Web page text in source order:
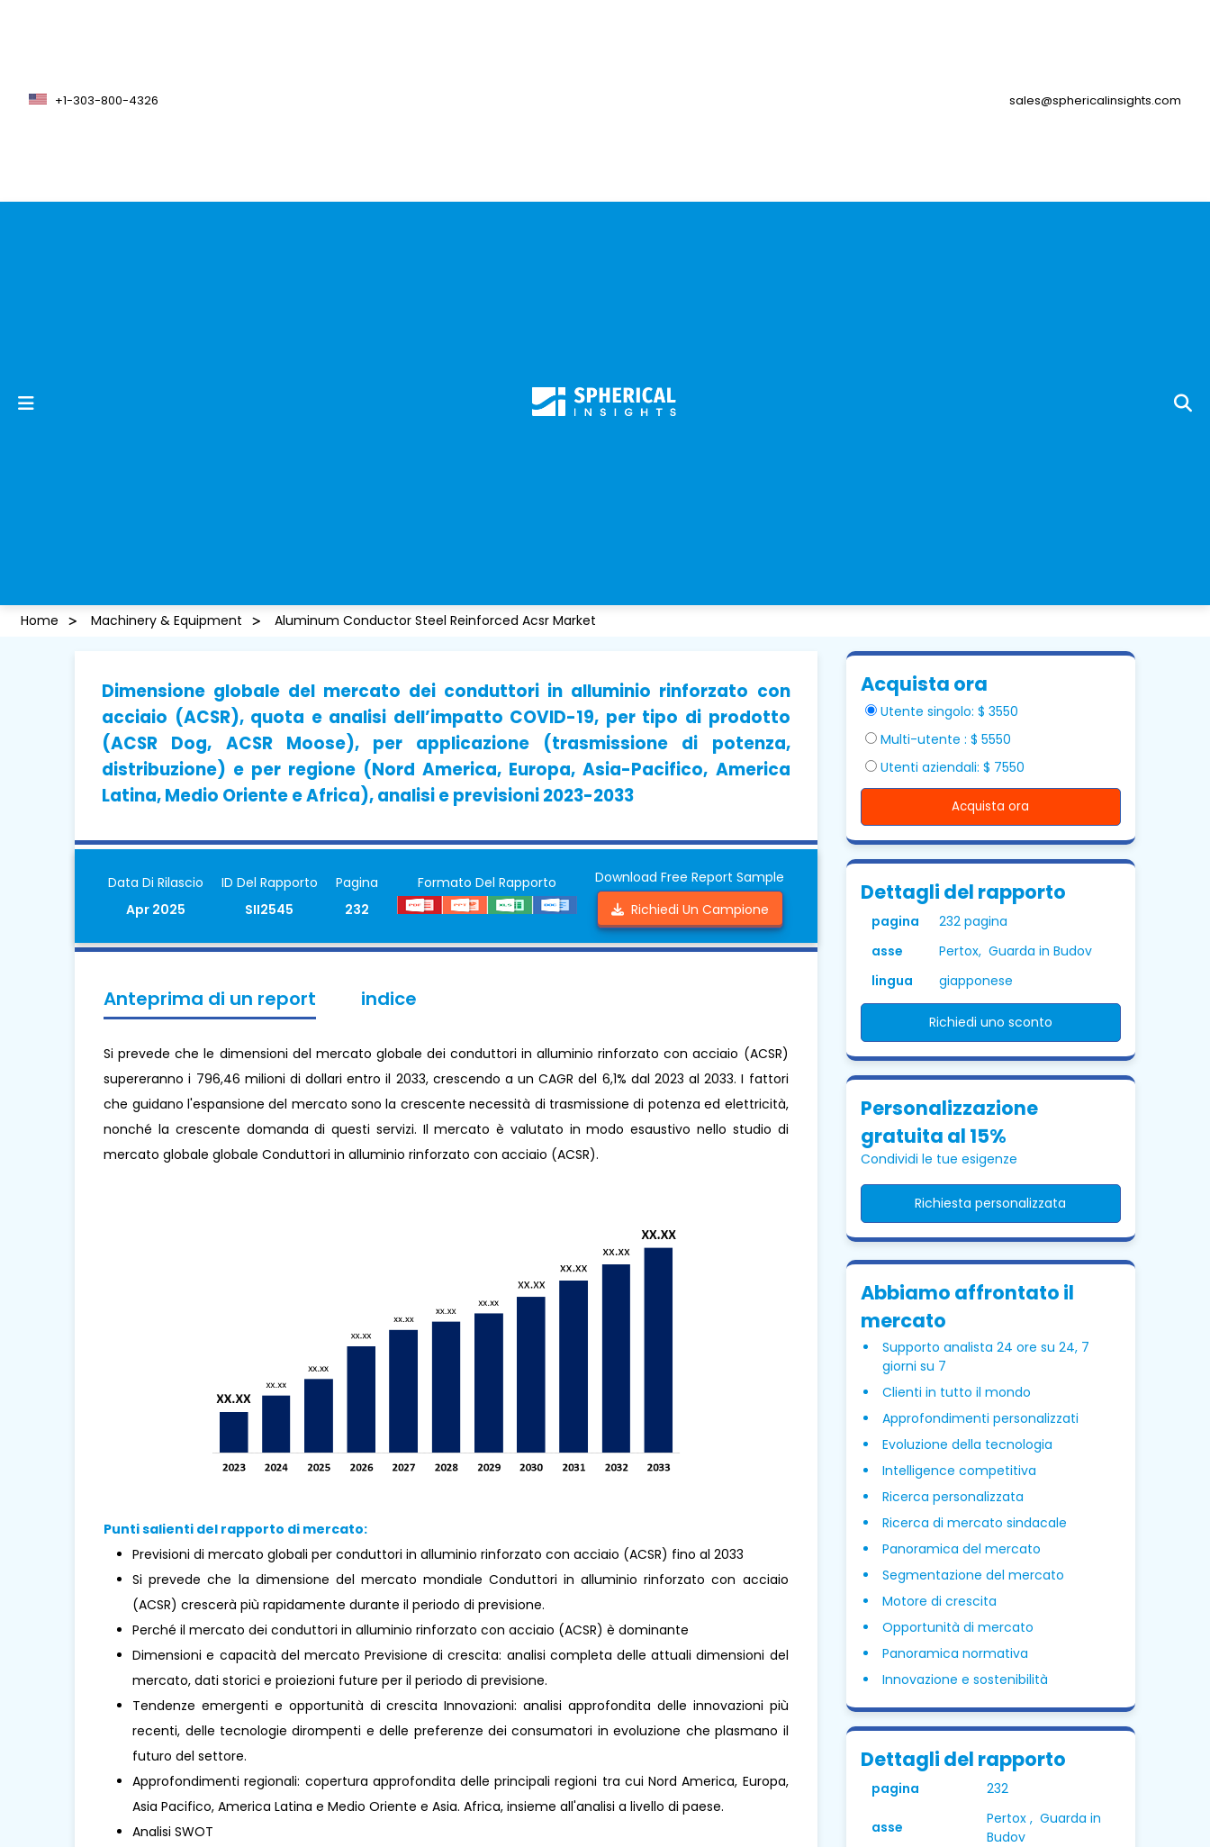
+1-303-800-4326 sales@sphericalinsights.com
Home Machinery & Equipment Aluminum Conductor Steel Reinforced Acsr Market
Dimensione globale del mercato dei conduttori in alluminio rinforzato con
acciaio (ACSR), quota e analisi dell’impatto COVID-19, per tipo di prodotto
(ACSR Dog, ACSR Moose), per applicazione (trasmissione di potenza,
distribuzione) e per regione (Nord America, Europa, Asia-Pacifico, America
Latina, Medio Oriente e Africa), analisi e previsioni 2023-2033
Data Di Rilascio
Apr 2025
ID Del Rapporto
SII2545
Pagina
232
Formato Del Rapporto
Download Free Report Sample
Richiedi Un Campione
Anteprima di un report indice
Si prevede che le dimensioni del mercato globale dei conduttori in alluminio rinforzato con acciaio (ACSR)
supereranno i 796,46 milioni di dollari entro il 2033, crescendo a un CAGR del 6,1% dal 2023 al 2033. I fattori
che guidano l'espansione del mercato sono la crescente necessità di trasmissione di potenza ed elettricità,
nonché la crescente domanda di questi servizi. Il mercato è valutato in modo esaustivo nello studio di
mercato globale globale Conduttori in alluminio rinforzato con acciaio (ACSR).
Punti salienti del rapporto di mercato:
Previsioni di mercato globali per conduttori in alluminio rinforzato con acciaio (ACSR) fino al 2033
Si prevede che la dimensione del mercato mondiale Conduttori in alluminio rinforzato con acciaio
(ACSR) crescerà più rapidamente durante il periodo di previsione.
Perché il mercato dei conduttori in alluminio rinforzato con acciaio (ACSR) è dominante
Dimensioni e capacità del mercato Previsione di crescita: analisi completa delle attuali dimensioni del
mercato, dati storici e proiezioni future per il periodo di previsione.
Tendenze emergenti e opportunità di crescita Innovazioni: analisi approfondita delle innovazioni più
recenti, delle tecnologie dirompenti e delle preferenze dei consumatori in evoluzione che plasmano il
futuro del settore.
Approfondimenti regionali: copertura approfondita delle principali regioni tra cui Nord America, Europa,
Asia Pacifico, America Latina e Medio Oriente e Asia. Africa, insieme all'analisi a livello di paese.
Analisi SWOT
Acquista ora
Utente singolo: $ 3550
Multi-utente : $ 5550
Utenti aziendali: $ 7550
Acquista ora
Dettagli del rapporto
pagina
232 pagina
asse
Pertox, Guarda in Budov
lingua
giapponese
Richiedi uno sconto
Personalizzazione
gratuita al 15%
Condividi le tue esigenze
Richiesta personalizzata
Abbiamo affrontato il
mercato
Supporto analista 24 ore su 24, 7
giorni su 7
Clienti in tutto il mondo
Approfondimenti personalizzati
Evoluzione della tecnologia
Intelligence competitiva
Ricerca personalizzata
Ricerca di mercato sindacale
Panoramica del mercato
Segmentazione del mercato
Motore di crescita
Opportunità di mercato
Panoramica normativa
Innovazione e sostenibilità
Dettagli del rapporto
pagina 232
asse
Pertox , Guarda in
Budov